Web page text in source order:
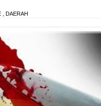
DAERAH